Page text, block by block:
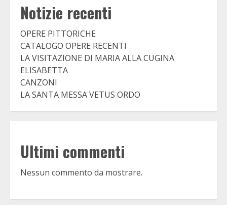
Notizie recenti
OPERE PITTORICHE
CATALOGO OPERE RECENTI
LA VISITAZIONE DI MARIA ALLA CUGINA
ELISABETTA
CANZONI
LA SANTA MESSA VETUS ORDO
Ultimi commenti
Nessun commento da mostrare.